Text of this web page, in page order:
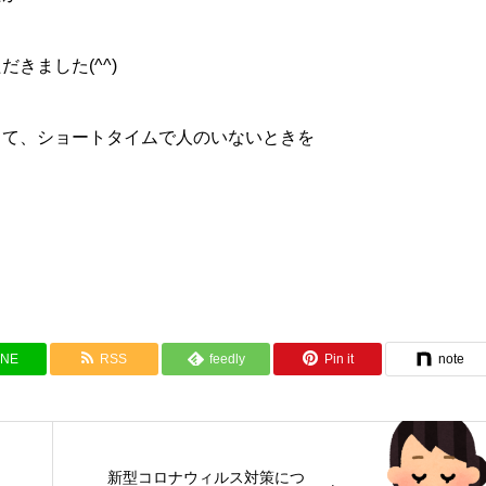
きました(^^)
、ショートタイムで人のいないときを
RSS feedly Pin it note
新型コロナウィルス対策につ